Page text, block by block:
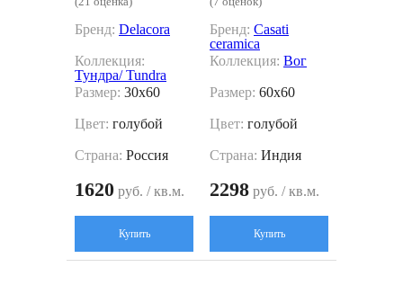
Бренд: Delacora
Коллекция:
Тундра/ Tundra
Размер: 30x60
Цвет: голубой
Страна: Россия
1620 руб. / кв.м.
Купить
Бренд: Casati
ceramica
Коллекция: Вог
Размер: 60x60
Цвет: голубой
Страна: Индия
2298 руб. / кв.м.
Купить